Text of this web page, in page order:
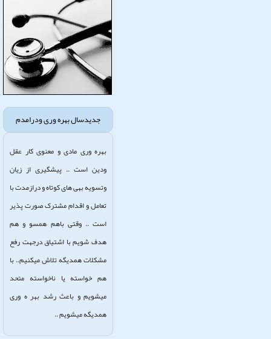
جدیدسال بهره وری ودرامدم
بهره وری مادی و معنوی کار عقل
ودین است .. پیشگیری از زیان
وتسویه بهی های کوتاه و درازمدت با
تعامل و اقدام مشترک صورت پذیر
است .. وقتی باهم همسو و هم
هدف شویم با اشتیاق درجهت رفع
مشکلات همدیگه تلاش میکنیم.. با
هم خواسته یا ناخواسته متحد
میشویم و باعث رشد بهر ه وری
همدیگه میشویم ..